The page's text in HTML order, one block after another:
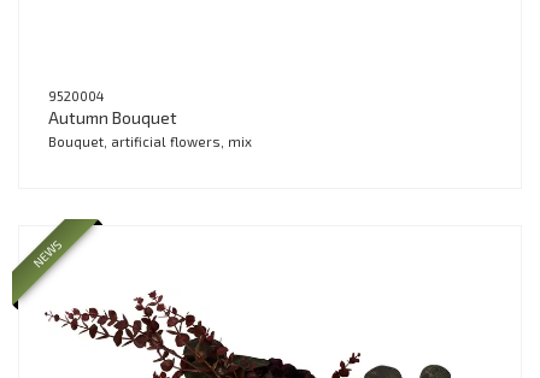
9520004
Autumn Bouquet
Bouquet, artificial flowers, mix
NEWS